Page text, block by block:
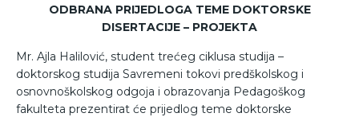
ODBRANA PRIJEDLOGA TEME DOKTORSKE
DISERTACIJE – PROJEKTA
Mr. Ajla Halilović, student trećeg ciklusa studija –
doktorskog studija Savremeni tokovi predškolskog i
osnovnoškolskog odgoja i obrazovanja Pedagoškog
fakulteta prezentirat će prijedlog teme doktorske